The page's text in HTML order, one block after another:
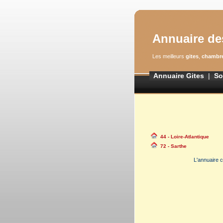
Annuaire
Les meilleurs gites,
Annuaire Gites|
44 - Loire-Atlantique
72 - Sarthe
L'annuaire